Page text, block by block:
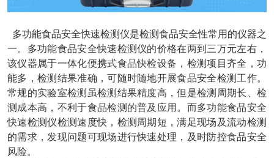
多功能食品安全快速检测仪是检测食品安全性常用的仪器之
一。多功能食品安全快速检测仪的价格在两到三万元左右，
该仪器属于一体化便携式食品快检设备，检测项目齐全，功
能多，检测结果准确，可随时随地开展食品安全检测工作。
常规的实验室检测虽检测结果精度高，但是检测周期长、检
测成本高，不利于食品检测的普及应用。而多功能食品安全
快速检测仪检测速度快，检测周期短，满足现场及流动检测
的需求，发现问题可现场进行快速处理，及时防控食品安全
风险。